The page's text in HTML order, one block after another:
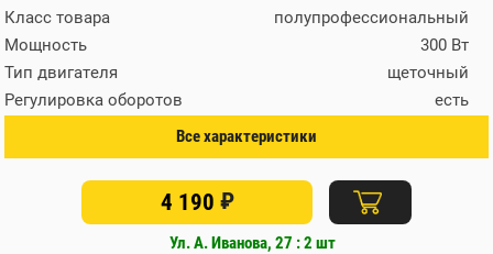
Класс товара
полупрофессиональный
Мощность
300 Вт
Тип двигателя
щеточный
Регулировка оборотов
есть
Угол колебаний
3 град
Количество насадок в
Длина кабеля
Все характеристики
4 190 ₽
Ул. А. Иванова, 27 : 2 шт